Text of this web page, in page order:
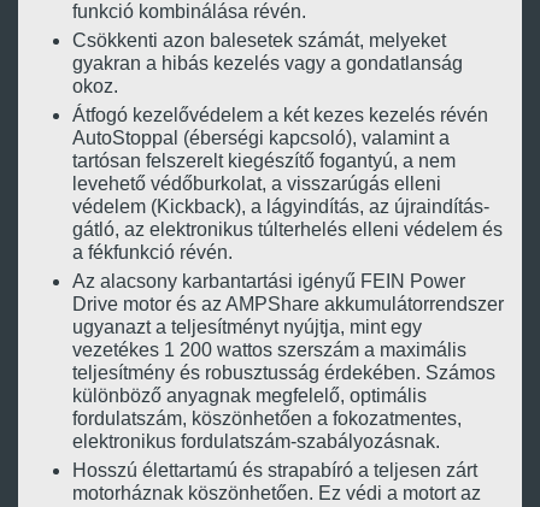
funkció kombinálása révén.
Csökkenti azon balesetek számát, melyeket
gyakran a hibás kezelés vagy a gondatlanság
okoz.
Átfogó kezelővédelem a két kezes kezelés révén
AutoStoppal (éberségi kapcsoló), valamint a
tartósan felszerelt kiegészítő fogantyú, a nem
levehető védőburkolat, a visszarúgás elleni
védelem (Kickback), a lágyindítás, az újraindítás-
gátló, az elektronikus túlterhelés elleni védelem és
a fékfunkció révén.
Az alacsony karbantartási igényű FEIN Power
Drive motor és az AMPShare akkumulátorrendszer
ugyanazt a teljesítményt nyújtja, mint egy
vezetékes 1 200 wattos szerszám a maximális
teljesítmény és robusztusság érdekében. Számos
különböző anyagnak megfelelő, optimális
fordulatszám, köszönhetően a fokozatmentes,
elektronikus fordulatszám-szabályozásnak.
Hosszú élettartamú és strapabíró a teljesen zárt
motorháznak köszönhetően. Ez védi a motort az